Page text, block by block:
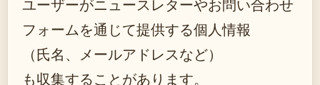
ユーザーがニュースレターやお問い合わせ
フォームを通じて提供する個人情報
（氏名、メールアドレスなど）
も収集することがあります。